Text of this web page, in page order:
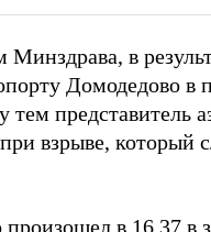
в
Домодедово в
представитель
при взрыве, который
произошел в 16.37 в